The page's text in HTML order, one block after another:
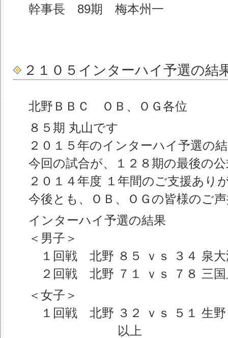
幹事長 89期 梅本州一
２１０５インターハイ予選の結
北野ＢＢＣ ＯＢ、ＯＧ各位
８５期 丸山です
２０１５年のインターハイ予選の
今回の試合が、１２８期の最後の
２０１４年度 １年間のご支援あり
今後とも、ＯＢ、ＯＧの皆様のご
インターハイ予選の結果
＜男子＞
１回戦 北野 ８５ ｖｓ ３４ 泉
２回戦 北野 ７１ ｖｓ ７８ 三
＜女子＞
１回戦 北野 ３２ ｖｓ ５１
以上